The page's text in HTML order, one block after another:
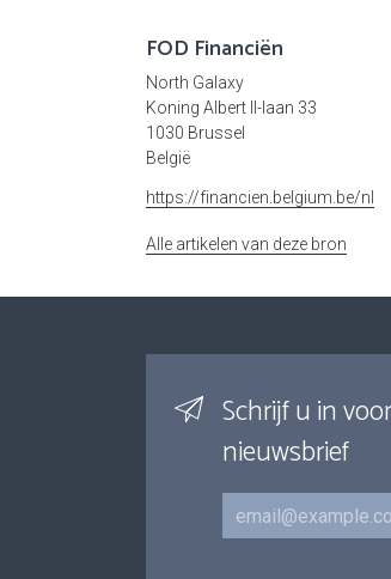
FOD Financiën
North Galaxy
Koning Albert II-laan 33
1030 Brussel
België
https://financien.belgium.be/nl
Alle artikelen van deze bron
Schrijf u in
nieuwsbrief
E-mail